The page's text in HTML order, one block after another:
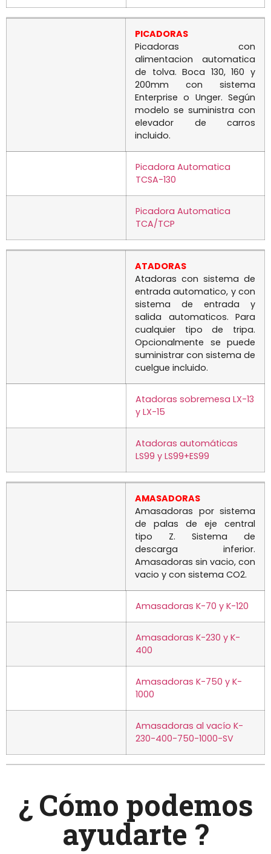
PICADORAS
Picadoras con
alimentacion automatica
de tolva. Boca 130, 160 y
200mm con sistema
Enterprise o Unger. Según
modelo se suministra con
elevador de carros
incluido.
Picadora Automatica
TCSA-130
Picadora Automatica
TCA/TCP
ATADORAS
Atadoras con sistema de
entrada automatico, y con
sistema de entrada y
salida automaticos. Para
cualquier tipo de tripa.
Opcionalmente se puede
suministrar con sistema de
cuelgue incluido.
Atadoras sobremesa LX-13
y LX-15
Atadoras automáticas
LS99 y LS99+ES99
AMASADORAS
Amasadoras por sistema
de palas de eje central
tipo Z. Sistema de
descarga inferior.
Amasadoras sin vacio, con
vacio y con sistema CO2.
Amasadoras K-70 y K-120
Amasadoras K-230 y K-
400
Amasadoras K-750 y K-
1000
Amasadoras al vacío K-
230-400-750-1000-SV
¿ Cómo podemos
ayudarte ?